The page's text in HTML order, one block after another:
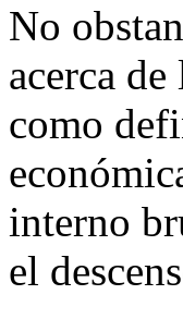
No
acerca
como
interno
el